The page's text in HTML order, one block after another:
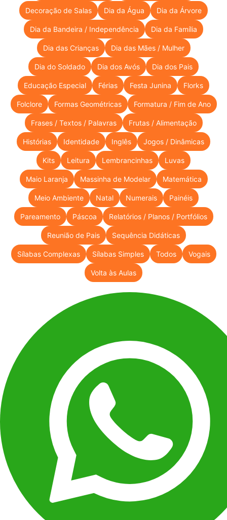
Decoração de Salas Dia da Água Dia da Árvore
Dia da Bandeira / Independência Dia da Família
Dia das Crianças Dia das Mães / Mulher
Dia do Soldado Dia dos Avós Dia dos Pais
Educação Especial Férias Festa Junina Florks
Folclore Formas Geométricas Formatura / Fim de Ano
Frases / Textos / Palavras Frutas / Alimentação
Histórias Identidade Inglês Jogos / Dinâmicas
Kits Leitura Lembrancinhas Luvas
Maio Laranja Massinha de Modelar Matemática
Meio Ambiente Natal Numerais Painéis
Pareamento Páscoa Relatórios / Planos / Portfólios
Reunião de Pais Sequência Didáticas
Sílabas Complexas Sílabas Simples Todos Vogais
Volta às Aulas